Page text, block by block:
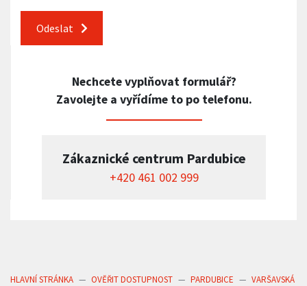
Odeslat
Nechcete vyplňovat formulář?
Zavolejte a vyřídíme to po telefonu.
Zákaznické centrum Pardubice
+420 461 002 999
HLAVNÍ STRÁNKA OVĚŘIT DOSTUPNOST PARDUBICE VARŠAVSKÁ